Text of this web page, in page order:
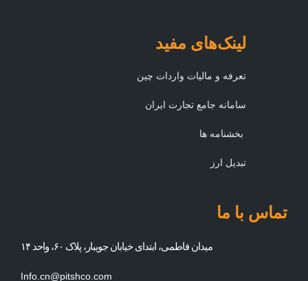
لینک‌های مفید
تعرفه و مالیات واردات چین
سامانه جامع تجارت ایران
بخشنامه ها
تبدیل ارز
تماس با ما
میدان فاطمی، ابتدای خیابان جویبار، پلاک ۶۰، واحد ۱۴
Info.cn@pitshco.com